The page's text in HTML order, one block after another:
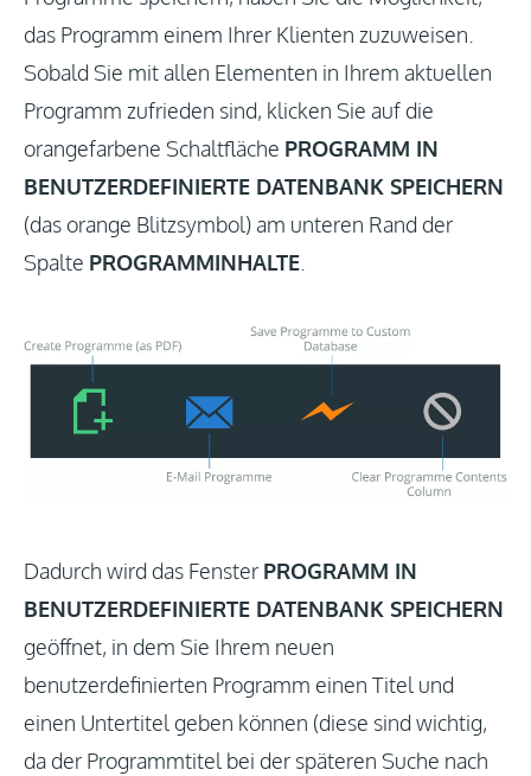
das Programm einem Ihrer Klienten zuzuweisen.
Sobald Sie mit allen Elementen in Ihrem aktuellen
Programm zufrieden sind, klicken Sie auf die
orangefarbene Schaltfläche PROGRAMM IN
BENUTZERDEFINIERTE DATENBANK SPEICHERN
(das orange Blitzsymbol) am unteren Rand der
Spalte PROGRAMMINHALTE
Dadurch wird das Fenster PROGRAMM IN
BENUTZERDEFINIERTE DATENBANK SPEICHERN
geöffnet, in dem Sie Ihrem neuen
benutzerdefinierten Programm einen Titel und
einen Untertitel geben können (diese sind wichtig,
da der Programmtitel bei der späteren Suche nach